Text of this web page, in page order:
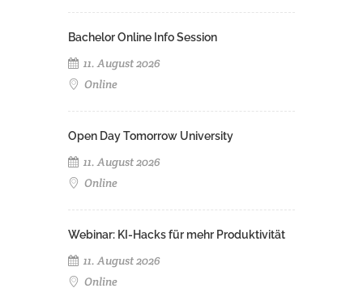
Bachelor Online Info Session
11. August 2026
Online
Open Day Tomorrow University
11. August 2026
Online
Webinar: KI-Hacks für mehr Produktivität
11. August 2026
Online